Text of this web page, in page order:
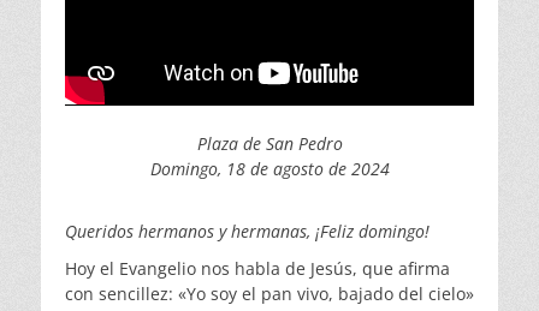
Plaza de San Pedro
Domingo, 18 de agosto de 2024
Queridos hermanos y hermanas, ¡Feliz domingo!
Hoy el Evangelio nos habla de Jesús, que afirma
con sencillez: «Yo soy el pan vivo, bajado del cielo»